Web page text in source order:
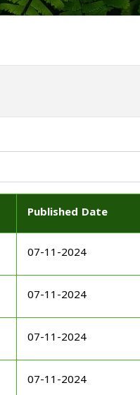
Published Date
07-11-2024
07-11-2024
07-11-2024
07-11-2024